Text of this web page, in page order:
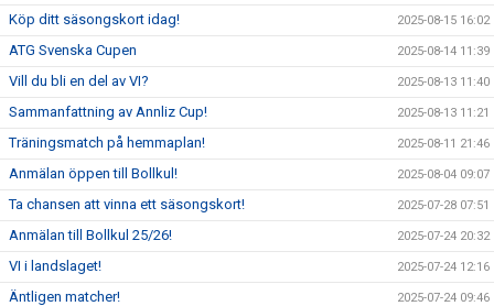
Köp ditt säsongskort idag! 2025-08-15 16:02
ATG Svenska Cupen 2025-08-14 11:39
Vill du bli en del av VI? 2025-08-13 11:40
Sammanfattning av Annliz Cup! 2025-08-13 11:21
Träningsmatch på hemmaplan! 2025-08-11 21:46
Anmälan öppen till Bollkul! 2025-08-04 09:07
Ta chansen att vinna ett säsongskort! 2025-07-28 07:51
Anmälan till Bollkul 25/26! 2025-07-24 20:32
VI i landslaget! 2025-07-24 12:16
Äntligen matcher! 2025-07-24 09:46